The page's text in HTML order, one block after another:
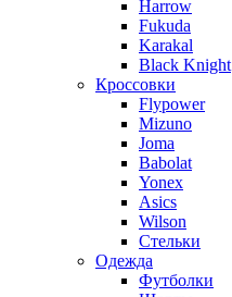
Harrow
Fukuda
Karakal
Black Knight
Кроссовки
Flypower
Mizuno
Joma
Babolat
Yonex
Asics
Wilson
Стельки
Одежда
Футболки